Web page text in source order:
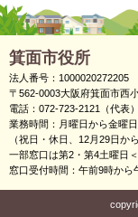
箕面市役所
法人番号：1000020272205
〒562-0003大阪府箕面市西
電話：072-723-2121（代表）
業務時間：月曜日から金曜
（祝日・休日、12月29日か
一部窓口は第2・第4土曜日
窓口受付時間：午前9時から